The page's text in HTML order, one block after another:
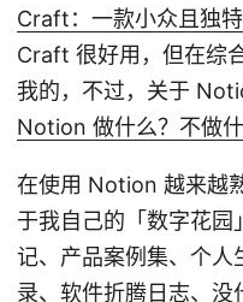
Craft：一款小众且独
Craft 很好用，但在综
我的，不过，关于
Notion 做什么？不做什
在使用 Notion 越来越
于我自己的「数字花
记、产品案例集、个
录、软件折腾日志、没